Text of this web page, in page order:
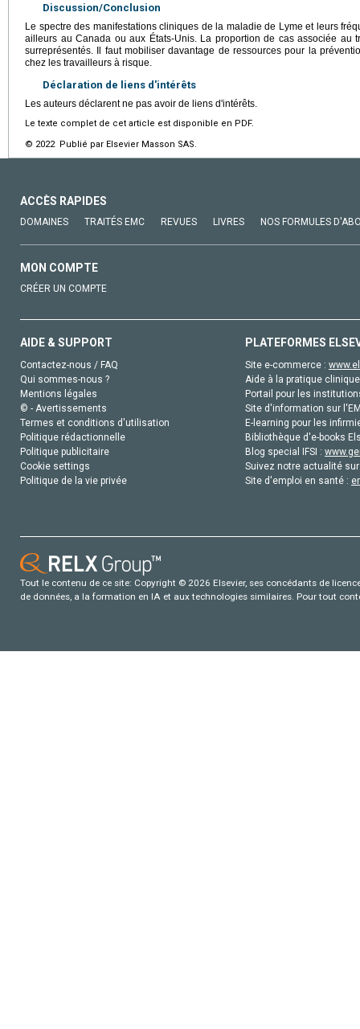
Discussion/Conclusion
Le spectre des manifestations cliniques de la maladie de Lyme et leurs
ailleurs au Canada ou aux États-Unis. La proportion de cas associée au
surreprésentés. Il faut mobiliser davantage de ressources pour la
chez les travailleurs à risque.
Déclaration de liens d'intérêts
Les auteurs déclarent ne pas avoir de liens d'intérêts.
Le texte complet de cet article est disponible en PDF.
© 2022 Publié par Elsevier Masson SAS.
ACCÈS RAPIDES
DOMAINES TRAITÉS EMC REVUES LIVRES NOS FORMULES
MON COMPTE
CRÉER UN COMPTE
AIDE & SUPPORT
Contactez-nous / FAQ
Qui sommes-nous ?
Mentions légales
© - Avertissements
Termes et conditions d'utilisation
Politique rédactionnelle
Politique publicitaire
Cookie settings
Politique de la vie privée
PLATEFORMES
Site e-commerce :
Aide à la pratique
Portail pour les
Site d'information sur
E-learning pour les
Bibliothèque d'e-books
Blog special IFSI :
Suivez notre actualité
Site d'emploi en santé :
Tout le contenu de ce site: Copyright © 2026 Elsevier, ses concédants de
de données, a la formation en IA et aux technologies similaires. Pour tout